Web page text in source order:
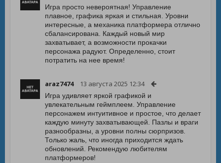
Игра просто невероятная! Управление
плавное, графика яркая и стильная. Уровни
интересные, а механика платформера отлично
сбалансирована. Каждый новый мир
захватывает, а возможности прокачки
персонажа радуют. Определенно, стоит
потратить на нее время!
araz7474 13 августа 2025 12:34
Игра удивляет яркой графикой и
увлекательным геймплеем. Управление
персонажем интуитивное и простое, что делает
каждую минуту захватывающей. Пазлы и враги
разнообразны, а уровни полны сюрпризов.
Только жаль, что иногда приходится ждать
обновлений. Рекомендую любителям
платформеров!